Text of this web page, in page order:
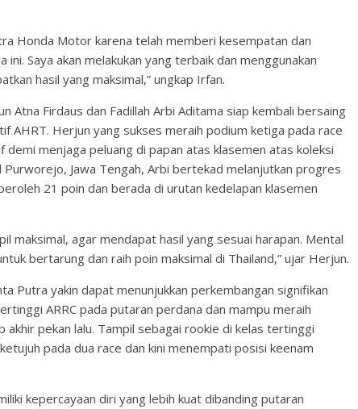
Honda Motor karena telah memberi kesempatan dan
Saya akan melakukan yang terbaik dan menggunakan
hasil yang maksimal,” ungkap Irfan.
Atna Firdaus dan Fadillah Arbi Aditama siap kembali bersaing
AHRT. Herjun yang sukses meraih podium ketiga pada race
menjaga peluang di papan atas klasemen atas koleksi
Jawa Tengah, Arbi bertekad melanjutkan progres
21 poin dan berada di urutan kedelapan klasemen
maksimal, agar mendapat hasil yang sesuai harapan. Mental
bertarung dan raih poin maksimal di Thailand,” ujar Herjun.
Putra yakin dapat menunjukkan perkembangan signifikan
ARRC pada putaran perdana dan mampu meraih
akhir pekan lalu. Tampil sebagai rookie di kelas tertinggi
pada dua race dan kini menempati posisi keenam
kepercayaan diri yang lebih kuat dibanding putaran